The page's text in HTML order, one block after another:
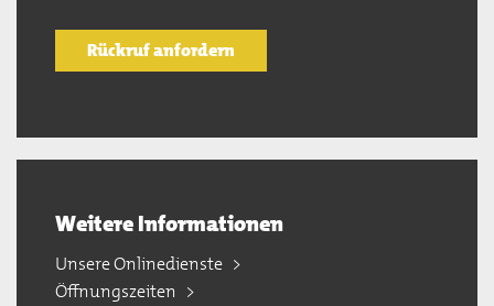
Rückruf anfordern
Weitere Informationen
Unsere Onlinedienste
Öffnungszeiten